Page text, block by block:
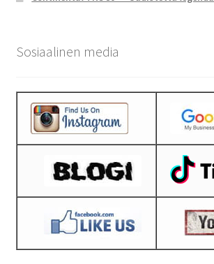
Sosiaalinen media